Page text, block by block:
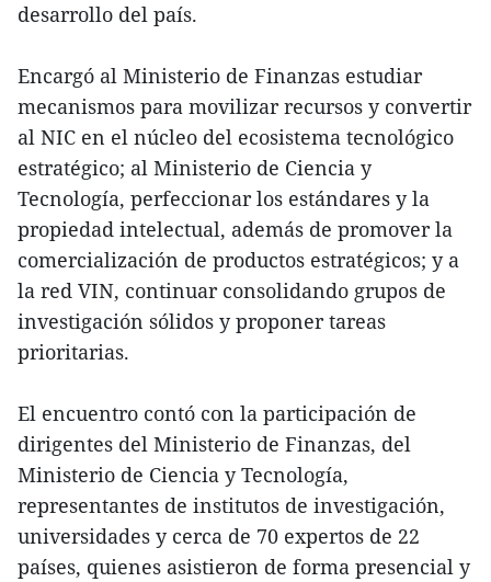
desarrollo del país.
Encargó al Ministerio de Finanzas estudiar
mecanismos para movilizar recursos y convertir
al NIC en el núcleo del ecosistema tecnológico
estratégico; al Ministerio de Ciencia y
Tecnología, perfeccionar los estándares y la
propiedad intelectual, además de promover la
comercialización de productos estratégicos; y a
la red VIN, continuar consolidando grupos de
investigación sólidos y proponer tareas
prioritarias.
El encuentro contó con la participación de
dirigentes del Ministerio de Finanzas, del
Ministerio de Ciencia y Tecnología,
representantes de institutos de investigación,
universidades y cerca de 70 expertos de 22
países, quienes asistieron de forma presencial y